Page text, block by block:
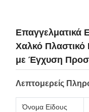
Επαγγελματικά
Χαλκό
με Έγχυση
Λεπτομερείς
Όνομα Είδους